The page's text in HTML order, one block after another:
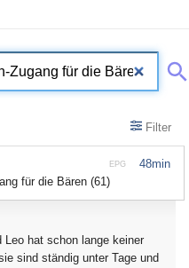
Filter
48min
EPG
für die Bären (61)
Leo hat schon lange keiner
sind ständig unter Tage und